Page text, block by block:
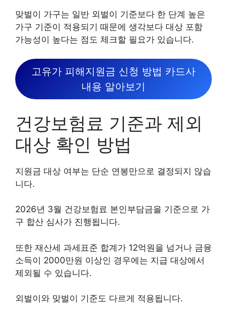
맞벌이 가구는 일반 외벌이 기준보다 한 단계 높은
가구 기준이 적용되기 때문에 생각보다 대상 포함
가능성이 높다는 점도 체크할 필요가 있습니다.
고유가 피해지원금 신청 방법 카드사
내용 알아보기
건강보험료 기준과 제외
대상 확인 방법
지원금 대상 여부는 단순 연봉만으로 결정되지 않습
니다.
2026년 3월 건강보험료 본인부담금을 기준으로 가
구 합산 심사가 진행됩니다.
또한 재산세 과세표준 합계가 12억원을 넘거나 금융
소득이 2000만원 이상인 경우에는 지급 대상에서
제외될 수 있습니다.
외벌이와 맞벌이 기준도 다르게 적용됩니다.